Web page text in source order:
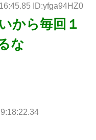
ID:yfga94HZ0
から毎回１
な